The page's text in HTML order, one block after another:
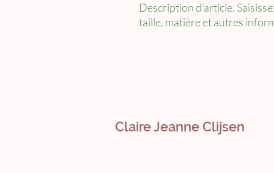
Description d'article.
taille, matière et autres
Claire Jeanne Clijsen